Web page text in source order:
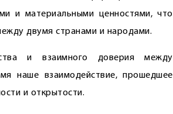
и материальными ценностями, что
двумя странами и народами.
и взаимного доверия между
наше взаимодействие, прошедшее
и открытости.